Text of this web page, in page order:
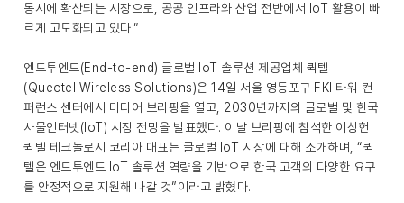
동시에 확산되는 시장으로, 공공 인프라와 산업 전반에서 IoT 활용이 빠
르게 고도화되고 있다.”
엔드투엔드(End-to-end) 글로벌 IoT 솔루션 제공업체 퀵텔
(Quectel Wireless Solutions)은 14일 서울 영등포구 FKI 타워 컨
퍼런스 센터에서 미디어 브리핑을 열고, 2030년까지의 글로벌 및 한국
사물인터넷(IoT) 시장 전망을 발표했다. 이날 브리핑에 참석한 이상헌
퀵텔 테크놀로지 코리아 대표는 글로벌 IoT 시장에 대해 소개하며, “퀵
텔은 엔드투엔드 IoT 솔루션 역량을 기반으로 한국 고객의 다양한 요구
를 안정적으로 지원해 나갈 것”이라고 밝혔다.